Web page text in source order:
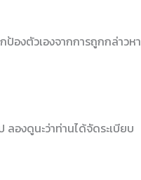
องตัวเองจากการถูกกล่าวหา
องดูนะว่าท่านได้จัดระเบียบ